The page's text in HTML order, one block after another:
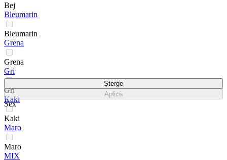
Bej
Bleumarin
Bleumarin
Grena
Grena
Gri
Gri
Kaki
Kaki
Maro
Maro
MIX
Șterge
Aplică
Sex